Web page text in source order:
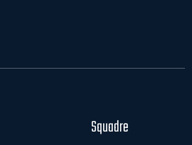
Squadre